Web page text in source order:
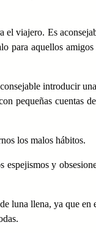
el viajero. Es
para aquellos
introducir
pequeñas cuentas
los malos hábitos.
y
luna llena, ya que en